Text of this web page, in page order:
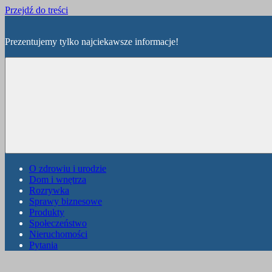
Przejdź do treści
Prezentujemy tylko najciekawsze informacje!
O zdrowiu i urodzie
Dom i wnętrza
Rozrywka
Sprawy biznesowe
Produkty
Społeczeństwo
Nieruchomości
Pytania